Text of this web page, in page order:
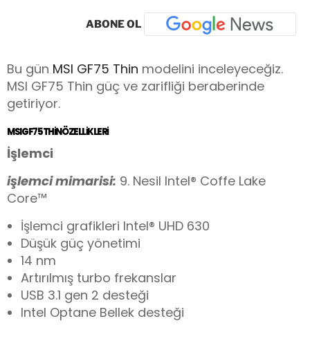
ABONE OL
Bu gün MSI GF75 Thin modelini inceleyeceğiz.
MSI GF75 Thin güç ve zarifliği beraberinde
getiriyor.
MSI GF75 THIN ÖZELLIKLERI
İşlemci
işlemci mimarisi: 9. Nesil Intel® Coffe Lake
Core™
İşlemci grafikleri Intel® UHD 630
Düşük güç yönetimi
14 nm
Artırılmış turbo frekanslar
USB 3.1 gen 2 desteği
Intel Optane Bellek desteği